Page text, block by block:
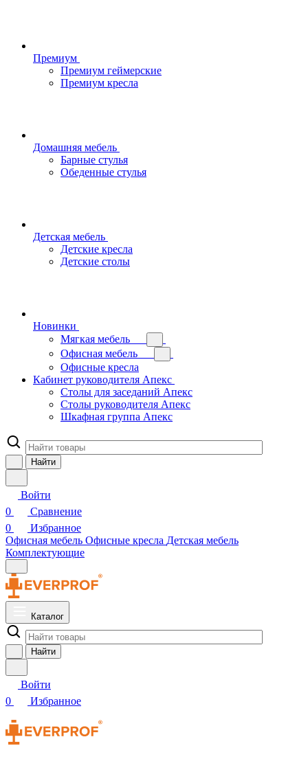
Премиум
Премиум геймерские
Премиум кресла
Домашняя мебель
Барные стулья
Обеденные стулья
Детская мебель
Детские кресла
Детские столы
Новинки
Мягкая мебель
Офисная мебель
Офисные кресла
Кабинет руководителя Апекс
Столы для заседаний Апекс
Столы руководителя Апекс
Шкафная группа Апекс
Найти
Войти
0
Сравнение
0
Избранное
Офисная мебель Офисные кресла Детская мебель
Комплектующие
Каталог
Найти
Войти
0
Избранное